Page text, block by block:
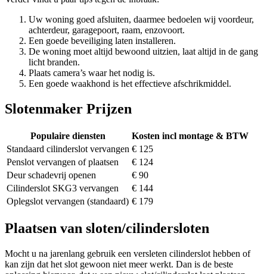
Uw woning goed afsluiten, daarmee bedoelen wij voordeur,
achterdeur, garagepoort, raam, enzovoort.
Een goede beveiliging laten installeren.
De woning moet altijd bewoond uitzien, laat altijd in de gang
licht branden.
Plaats camera’s waar het nodig is.
Een goede waakhond is het effectieve afschrikmiddel.
Slotenmaker Prijzen
Populaire diensten
Kosten incl montage & BTW
Standaard cilinderslot vervangen € 125
Penslot vervangen of plaatsen
€ 124
Deur schadevrij openen
€ 90
Cilinderslot SKG3 vervangen
€ 144
Oplegslot vervangen (standaard) € 179
Plaatsen van sloten/cilindersloten
Mocht u na jarenlang gebruik een versleten cilinderslot hebben of
kan zijn dat het slot gewoon niet meer werkt. Dan is de beste